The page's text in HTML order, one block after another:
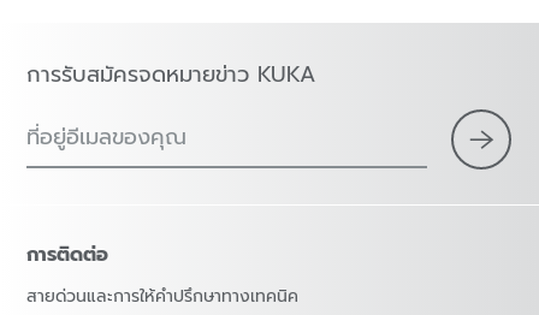
การรับสมัครจดหมายข่าว KUKA
ที่อยู่อีเมลของคุณ
การติดต่อ
สายด่วนและการให้คำปรึกษาทางเทคนิค